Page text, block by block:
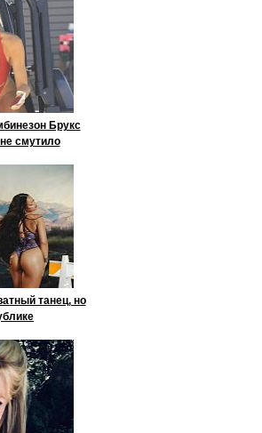
Брукс
смутило
танец, но